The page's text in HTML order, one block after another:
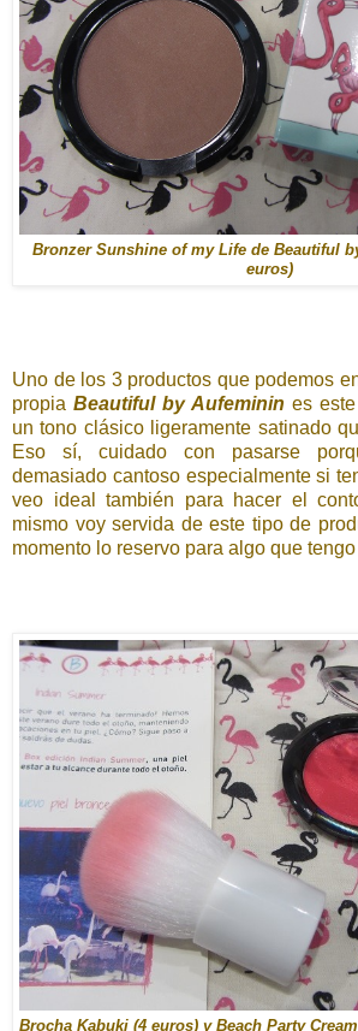
Bronzer Sunshine of my Life de Beautiful
euros)
Uno de los 3 productos que podemos
propia Beautiful by Aufeminin es este
un tono clásico ligeramente satinado
Eso sí, cuidado con pasarse
demasiado cantoso especialmente si
veo ideal también para hacer el
mismo voy servida de este tipo de
momento lo reservo para algo que
Brocha Kabuki (4 euros) y Beach Party